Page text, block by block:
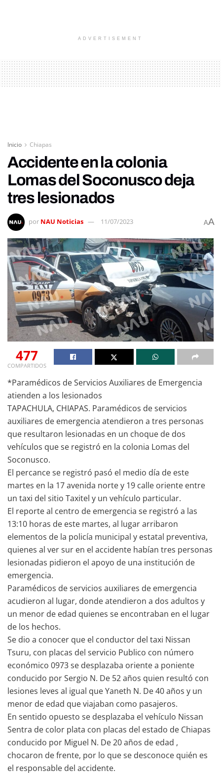
ADVERTISEMENT
Inicio Chiapas
Accidente en la colonia
Lomas del Soconusco deja
tres lesionados
por NAU Noticias 11/07/2023 AA
477
COMPARTIDOS
*Paramédicos de Servicios Auxiliares de Emergencia
atienden a los lesionados
TAPACHULA, CHIAPAS. Paramédicos de servicios
auxiliares de emergencia atendieron a tres personas
que resultaron lesionadas en un choque de dos
vehículos que se registró en la colonia Lomas del
Soconusco.
El percance se registró pasó el medio día de este
martes en la 17 avenida norte y 19 calle oriente entre
un taxi del sitio Taxitel y un vehículo particular.
El reporte al centro de emergencia se registró a las
13:10 horas de este martes, al lugar arribaron
elementos de la policía municipal y estatal preventiva,
quienes al ver sur en el accidente habían tres personas
lesionadas pidieron el apoyo de una institución de
emergencia.
Paramédicos de servicios auxiliares de emergencia
acudieron al lugar, donde atendieron a dos adultos y
un menor de edad quienes se encontraban en el lugar
de los hechos.
Se dio a conocer que el conductor del taxi Nissan
Tsuru, con placas del servicio Publico con número
económico 0973 se desplazaba oriente a poniente
conducido por Sergio N. De 52 años quien resultó con
lesiones leves al igual que Yaneth N. De 40 años y un
menor de edad que viajaban como pasajeros.
En sentido opuesto se desplazaba el vehículo Nissan
Sentra de color plata con placas del estado de Chiapas
conducido por Miguel N. De 20 años de edad ,
chocaron de frente, por lo que se desconoce quién es
el responsable del accidente.